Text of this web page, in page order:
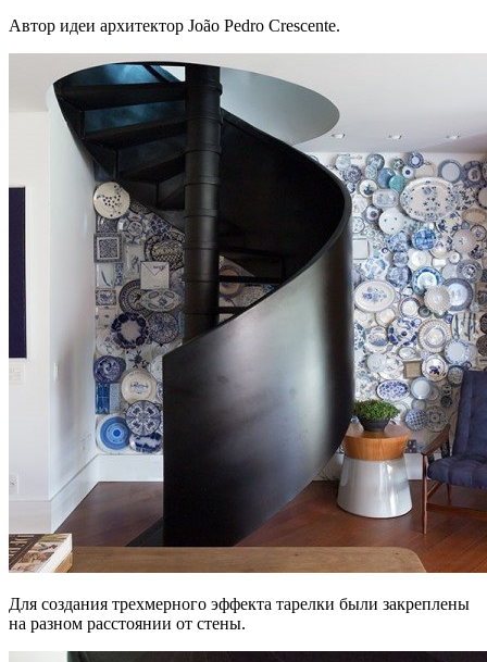
Автор идеи архитектор João Pedro Crescente.
Для создания трехмерного эффекта тарелки были закреплены
на разном расстоянии от стены.